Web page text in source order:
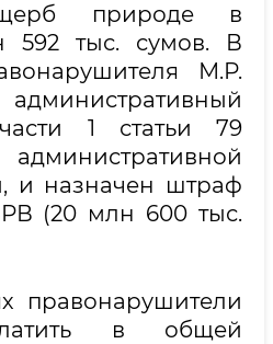
природе в
592 тыс. сумов. В
М.Р.
1 статьи 79
и назначен штраф
(20 млн 600 тыс.
правонарушители
в общей